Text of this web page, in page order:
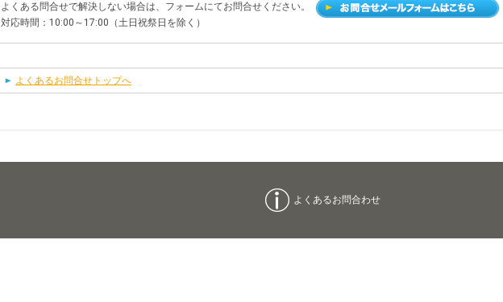
よくある問合せで解決しない場合は、フォームにてお問合せください。
対応時間：10:00～17:00（土日祝祭日を除く）
よくあるお問合せトップへ
よくあるお問合わせ